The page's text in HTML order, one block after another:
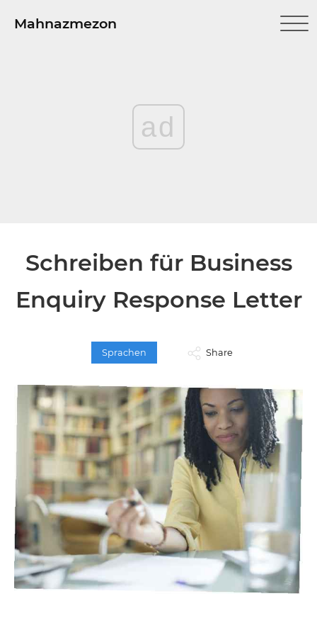
Mahnazmezon
ad
Schreiben für Business
Enquiry Response Letter
Sprachen Share